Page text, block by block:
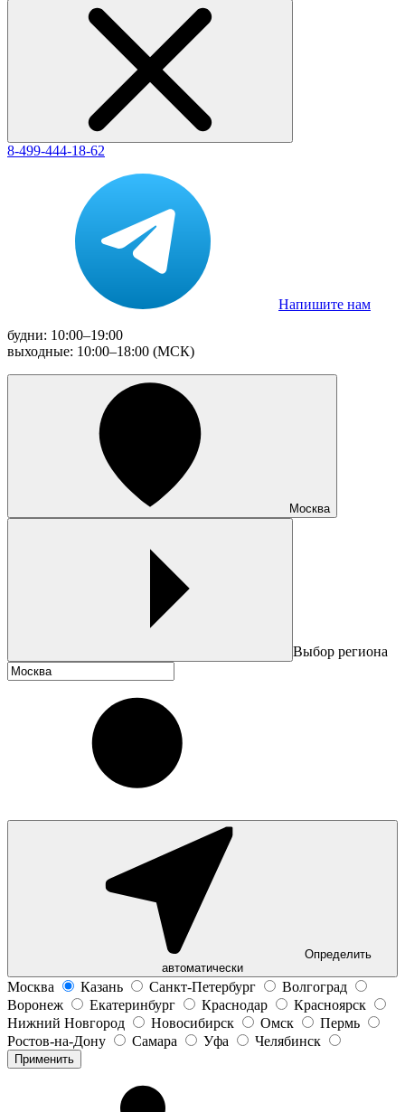
8-499-444-18-62
Напишите нам
будни: 10:00–19:00
выходные: 10:00–18:00 (МСК)
Москва
Выбор региона
Определить
автоматически
Москва Казань Санкт-Петербург
Волгоград
Воронеж
Екатеринбург Краснодар
Красноярск
Нижний Новгород
Новосибирск Омск
Пермь
Ростов-на-Дону
Самара Уфа Челябинск
Применить